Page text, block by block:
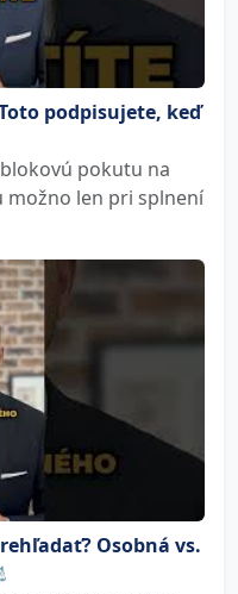
podpisujete, keď
pokutu na
možno len pri splnení
Osobná vs.